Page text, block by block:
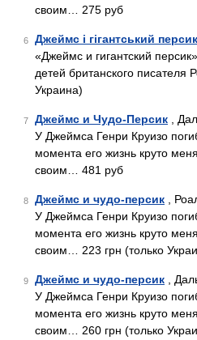
своим… 275 руб
6 Джеймс і гігантський персик
«Джеймс и гигантский
детей британского
Украина)
7 Джеймс и Чудо-Персик ,
У Джеймса Генри Круизо
момента его жизнь круто
своим… 481 руб
8 Джеймс и чудо-персик ,
У Джеймса Генри Круизо
момента его жизнь круто
своим… 223 грн (только
9 Джеймс и чудо-персик ,
У Джеймса Генри Круизо
момента его жизнь круто
своим… 260 грн (только